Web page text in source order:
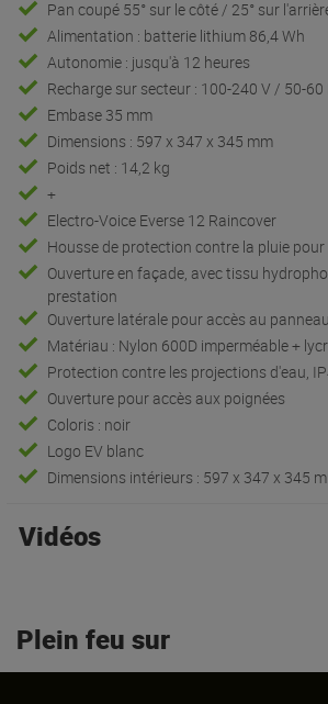
Pan coupé 55° sur le côté / 25° sur
Alimentation : batterie lithium 86,4 Wh
Autonomie : jusqu'à 12 heures
Recharge sur secteur : 100-240 V / 50-
Embase 35 mm
Dimensions : 597 x 347 x 345 mm
Poids net : 14,2 kg
+
Electro-Voice Everse 12 Raincover
Housse de protection contre la pluie pour
Ouverture en façade, avec tissu
prestation
Ouverture latérale pour accès au
Matériau : Nylon 600D imperméable +
Protection contre les projections d'eau,
Ouverture pour accès aux poignées
Coloris : noir
Logo EV blanc
Dimensions intérieurs : 597 x 347 x 345
Vidéos
Plein feu sur